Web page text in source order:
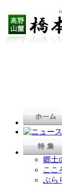
郷土
ここ
ぶら